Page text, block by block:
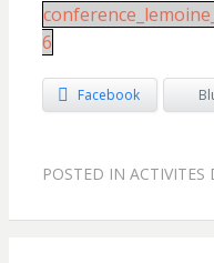
6
Facebook
POSTED IN ACTIVITES